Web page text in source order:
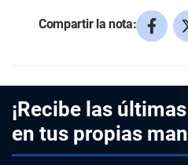
Compartir la nota:
¡Recibe las
en tus propias